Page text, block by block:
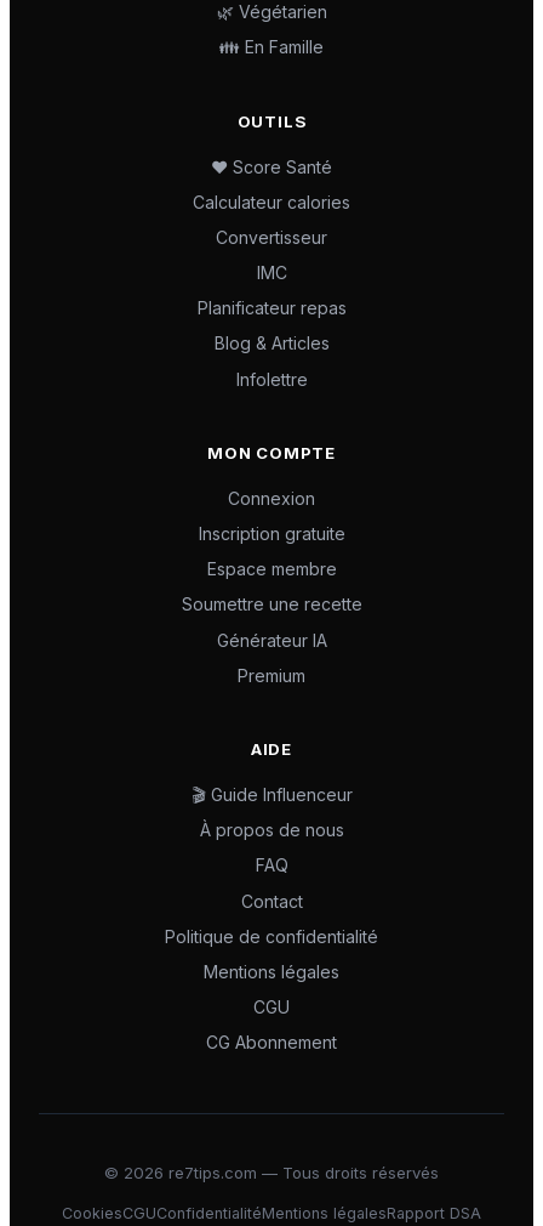
🌿 Végétarien
👪 En Famille
OUTILS
❤️ Score Santé
Calculateur calories
Convertisseur
IMC
Planificateur repas
Blog & Articles
Infolettre
MON COMPTE
Connexion
Inscription gratuite
Espace membre
Soumettre une recette
Générateur IA
Premium
AIDE
🎬 Guide Influenceur
À propos de nous
FAQ
Contact
Politique de confidentialité
Mentions légales
CGU
CG Abonnement
© 2026 re7tips.com — Tous droits réservés
CookiesCGUConfidentialitéMentions légalesRapport DSA